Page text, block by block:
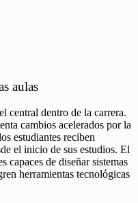
aulas
central dentro de la carrera.
cambios acelerados por la
estudiantes reciben
el inicio de sus estudios. El
capaces de diseñar sistemas
herramientas tecnológicas